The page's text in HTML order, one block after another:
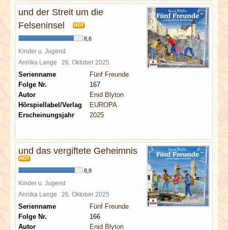
und der Streit um die
Felseninsel
HOT
8,6
Kinder u. Jugend
Annika Lange 26. Oktober 2025
Serienname
Fünf Freunde
Folge Nr.
167
Autor
Enid Blyton
Hörspiellabel/Verlag
EUROPA
Erscheinungsjahr
2025
und das vergiftete Geheimnis
HOT
8,8
Kinder u. Jugend
Annika Lange 26. Oktober 2025
Serienname
Fünf Freunde
Folge Nr.
166
Autor
Enid Blyton